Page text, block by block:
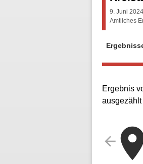
9. Juni
Amtliches
Ergebnis
arrow_back